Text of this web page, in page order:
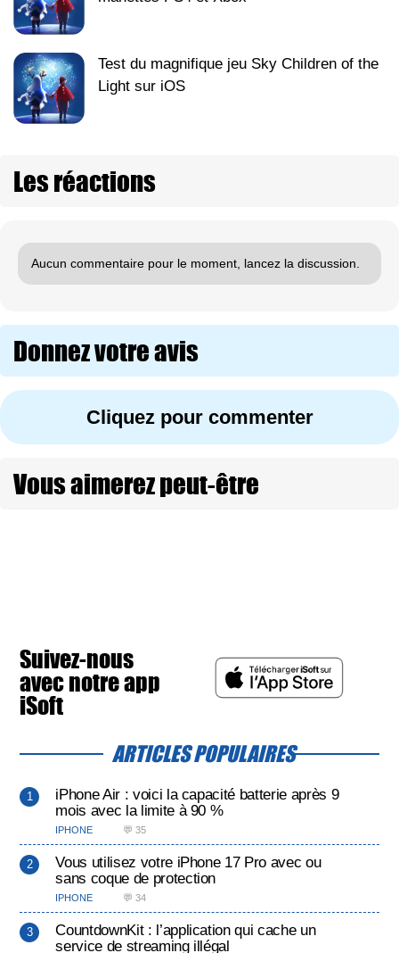
Test du magnifique jeu Sky Children of the
Light sur iOS
Les réactions
Aucun commentaire pour le moment, lancez la discussion.
Donnez votre avis
Cliquez pour commenter
Vous aimerez peut-être
Suivez-nous
avec notre app
iSoft
ARTICLES POPULAIRES
iPhone Air : voici la capacité batterie après 9
mois avec la limite à 90 %
IPHONE 💬 35
Vous utilisez votre iPhone 17 Pro avec ou
sans coque de protection
IPHONE 💬 34
CountdownKit : l’application qui cache un
service de streaming illégal